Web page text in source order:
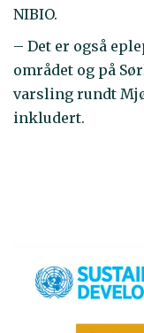
NIBIO.
– Det er også
området og på
varsling rundt
inkludert.